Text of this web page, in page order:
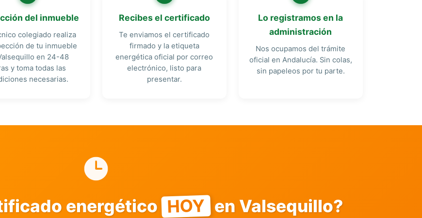
del inmueble
colegiado realiza
de tu inmueble
en 24-48
y toma todas las
necesarias.
Recibes el certificado
Te enviamos el certificado
firmado y la etiqueta
energética oficial por correo
electrónico, listo para
presentar.
Lo registramos en la
administración
Nos ocupamos del trámite
oficial en Andalucía. Sin colas,
sin papeleos por tu parte.
energético HOY en Valsequillo?